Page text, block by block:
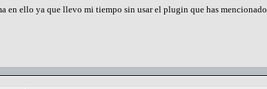
en ello ya que llevo mi tiempo sin usar el plugin que has mencionado.